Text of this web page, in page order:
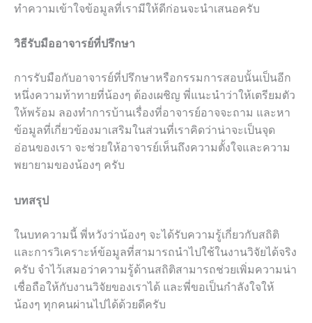
ทำความเข้าใจข้อมูลที่เรามีให้ดีก่อนจะนำเสนอครับ
วิธีรับมืออาจารย์ที่ปรึกษา
การรับมือกับอาจารย์ที่ปรึกษาหรือกรรมการสอบนั้นเป็นอีก
หนึ่งความท้าทายที่น้องๆ ต้องเผชิญ พี่แนะนำว่าให้เตรียมตัว
ให้พร้อม ลองทำการบ้านเรื่องที่อาจารย์อาจจะถาม และหา
ข้อมูลที่เกี่ยวข้องมาเสริมในส่วนที่เราคิดว่าน่าจะเป็นจุด
อ่อนของเรา จะช่วยให้อาจารย์เห็นถึงความตั้งใจและความ
พยายามของน้องๆ ครับ
บทสรุป
ในบทความนี้ พี่หวังว่าน้องๆ จะได้รับความรู้เกี่ยวกับสถิติ
และการวิเคราะห์ข้อมูลที่สามารถนำไปใช้ในงานวิจัยได้จริง
ครับ จำไว้เสมอว่าความรู้ด้านสถิติสามารถช่วยเพิ่มความน่า
เชื่อถือให้กับงานวิจัยของเราได้ และพี่ขอเป็นกำลังใจให้
น้องๆ ทุกคนผ่านไปได้ด้วยดีครับ